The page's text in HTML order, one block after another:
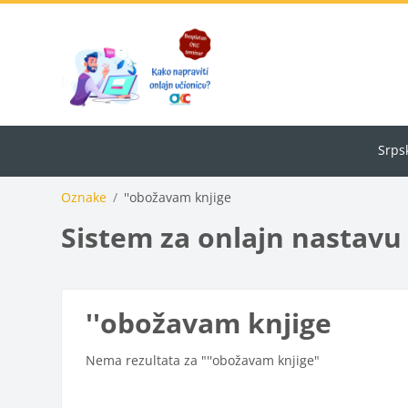
Oznake ''obožavam knjige
Sistem za onlajn nastavu
''obožavam knjige
Nema rezultata za "''obožavam knjige"